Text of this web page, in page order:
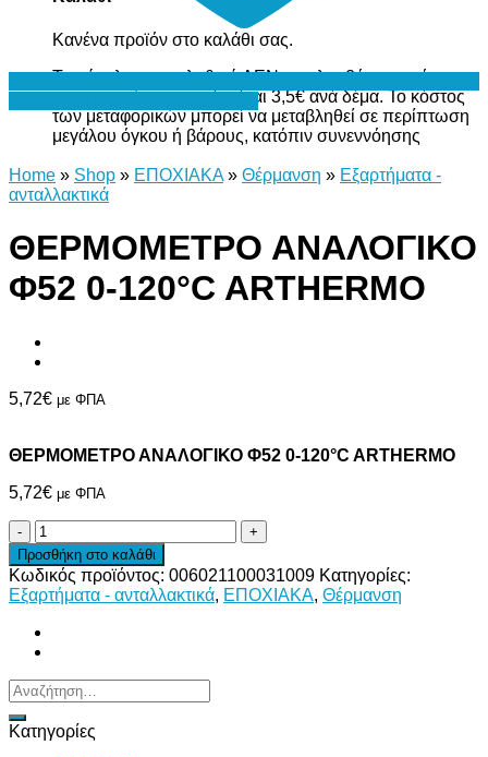
Κανένα προϊόν στο καλάθι σας.
Το σύνολο του καλαθιού ΔΕΝ περιλαμβάνει το κόστος
μεταφορικών, το οποίο είναι 3,5€ ανά δέμα. Το κόστος
των μεταφορικών μπορεί να μεταβληθεί σε περίπτωση
μεγάλου όγκου ή βάρους, κατόπιν συνεννόησης
Home » Shop » ΕΠΟΧΙΑΚΑ » Θέρμανση » Εξαρτήματα -
ανταλλακτικά
ΘΕΡΜΟΜΕΤΡΟ ΑΝΑΛΟΓΙΚΟ
Φ52 0-120°C ARTHERMO
5,72€ με ΦΠΑ
ΘΕΡΜΟΜΕΤΡΟ ΑΝΑΛΟΓΙΚΟ Φ52 0-120°C ARTHERMO
5,72€ με ΦΠΑ
ΘΕΡΜΟΜΕΤΡΟ
ΑΝΑΛΟΓΙΚΟ
Φ52
0-
120°C
ARTHERMO
ποσότητα
Προσθήκη στο καλάθι
Κωδικός προϊόντος: 006021100031009 Κατηγορίες:
Εξαρτήματα - ανταλλακτικά, ΕΠΟΧΙΑΚΑ, Θέρμανση
Αναζήτηση
για:
Κατηγορίες